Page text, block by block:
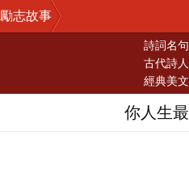
勵志故事
詩詞名句
古代詩人
經典美文
你人生